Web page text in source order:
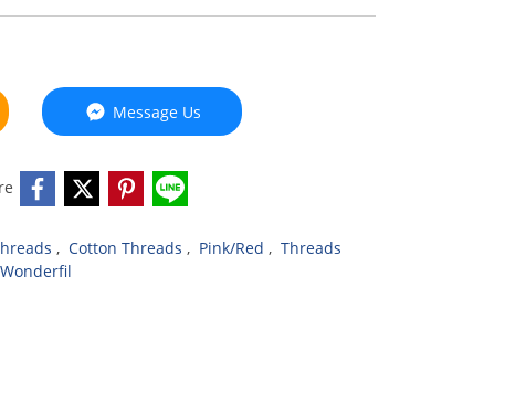
Message Us
, Cotton Threads , Pink/Red , Threads
Wonderfil